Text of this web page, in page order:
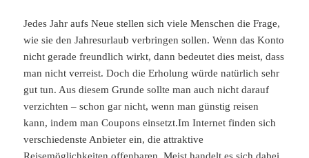
Jedes Jahr aufs Neue stellen sich viele Menschen die Frage,
wie sie den Jahresurlaub verbringen sollen. Wenn das Konto
nicht gerade freundlich wirkt, dann bedeutet dies meist, dass
man nicht verreist. Doch die Erholung würde natürlich sehr
gut tun. Aus diesem Grunde sollte man auch nicht darauf
verzichten – schon gar nicht, wenn man günstig reisen
kann, indem man Coupons einsetzt.Im Internet finden sich
verschiedenste Anbieter ein, die attraktive